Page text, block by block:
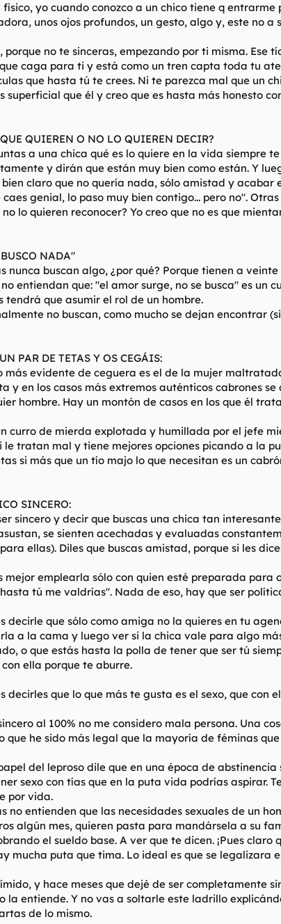
yo cuando conozco a un chico tiene q
unos ojos profundos, un gesto, algo y, este no
porque no te sinceras, empezando por ti misma.
caga para ti y está como un tren capta toda tu
que hasta tú te crees. Ni te parezca mal que un
superficial que él y creo que es hasta más honesto
QUIEREN O NO LO QUIEREN DECIR?
a una chica qué es lo quiere en la vida siempre
y dirán que están muy bien como están. Y
claro que no quería nada, sólo amistad y acabar
genial, lo paso muy bien contigo... pero no".
lo quieren reconocer? Yo creo que no es que
NADA"
nunca buscan algo, ¿por qué? Porque tienen a
entiendan que: "el amor surge, no se busca" es un
tendrá que asumir el rol de un hombre.
no buscan, como mucho se dejan encontrar
PAR DE TETAS Y OS CEGÁIS:
más evidente de ceguera es el de la mujer
y en los casos más extremos auténticos cabrones
hombre. Hay un montón de casos en los que él
curro de mierda explotada y humillada por el jefe
le tratan mal y tiene mejores opciones picando a la
si más que un tío majo lo que necesitan es un
SINCERO:
sincero y decir que buscas una chica tan
se sienten acechadas y evaluadas
ellas). Diles que buscas amistad, porque si les
mejor emplearla sólo con quien esté preparada
tú me valdrías". Nada de eso, hay que ser
decirle que sólo como amiga no la quieres en tu
a la cama y luego ver si la chica vale para algo
o que estás hasta la polla de tener que ser tú
ella porque te aburre.
decirles que lo que más te gusta es el sexo, que con
al 100% no me considero mala persona. Una
que he sido más legal que la mayoría de féminas
del leproso dile que en una época de
sexo con tías que en la puta vida podrías aspirar.
por vida.
no entienden que las necesidades sexuales de un
algún mes, quieren pasta para mandársela a su
el sueldo base. A ver que te dicen. ¡Pues
mucha puta que tima. Lo ideal es que se legalizara
y hace meses que dejé de ser completamente
la entiende. Y no vas a soltarle este ladrillo
de lo mismo.